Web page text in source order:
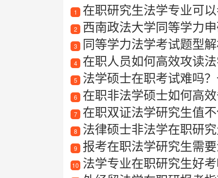
1 在职研究生法学专业可
2 西南政法大学同等学力
3 同等学力法学考试题型
4 在职人员如何高效攻读
5 法学硕士在职考试难吗？
6 在职非法学硕士如何高效
7 在职双证法学研究生值
8 法律硕士非法学在职研
9 报考在职法学研究生需要
10 法学专业在职研究生好